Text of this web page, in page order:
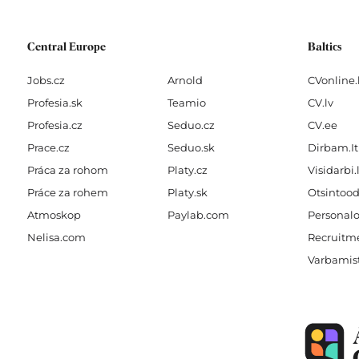
Central Europe
Jobs.cz
Profesia.sk
Profesia.cz
Prace.cz
Práca za rohom
Práce za rohem
Atmoskop
Nelisa.com
Arnold
Teamio
Seduo.cz
Seduo.sk
Platy.cz
Platy.sk
Paylab.com
Baltics
CV.lv
CV.ee
Dirbam.It